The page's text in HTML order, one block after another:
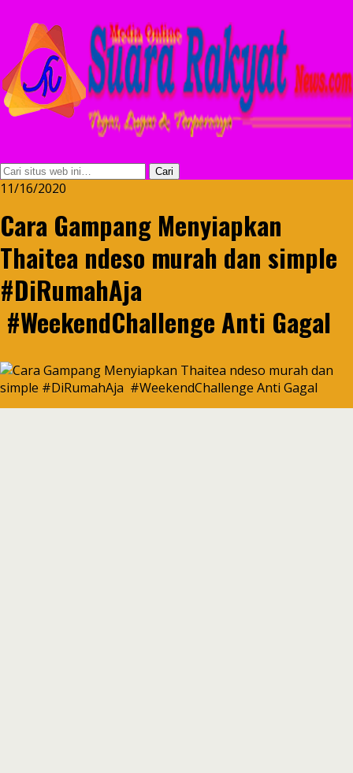
11/16/2020
Cara Gampang Menyiapkan
Thaitea ndeso murah dan simple
#DiRumahAja
#WeekendChallenge Anti Gagal